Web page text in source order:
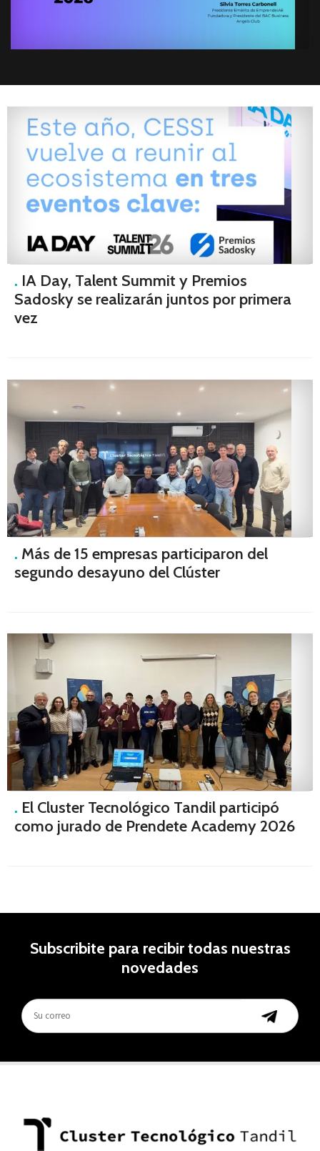
. IA Day, Talent Summit y Premios
Sadosky se realizarán juntos por primera
vez
. Más de 15 empresas participaron del
segundo desayuno del Clúster
. El Cluster Tecnológico Tandil participó
como jurado de Prendete Academy 2026
Subscribite para recibir todas nuestras
novedades